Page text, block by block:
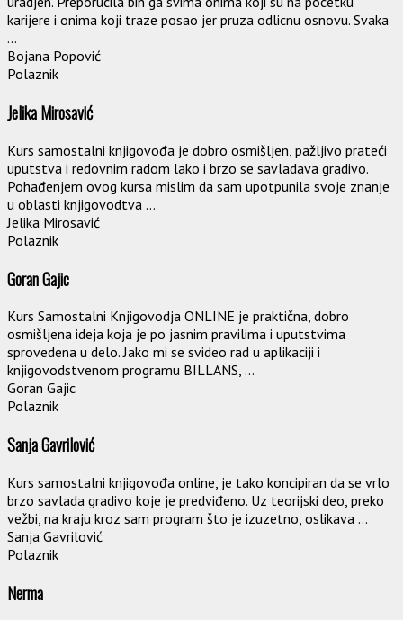
karijere i onima koji traze posao jer pruza odlicnu osnovu. Svaka
...
Bojana Popović
Polaznik
Jelika Mirosavić
Kurs samostalni knjigovođa je dobro osmišljen, pažljivo prateći
uputstva i redovnim radom lako i brzo se savladava gradivo.
Pohađenjem ovog kursa mislim da sam upotpunila svoje znanje
u oblasti knjigovodtva ...
Jelika Mirosavić
Polaznik
Goran Gajic
Kurs Samostalni Knjigovodja ONLINE je praktična, dobro
osmišljena ideja koja je po jasnim pravilima i uputstvima
sprovedena u delo. Jako mi se svideo rad u aplikaciji i
knjigovodstvenom programu BILLANS, ...
Goran Gajic
Polaznik
Sanja Gavrilović
Kurs samostalni knjigovođa online, je tako koncipiran da se vrlo
brzo savlada gradivo koje je predviđeno. Uz teorijski deo, preko
vežbi, na kraju kroz sam program što je izuzetno, oslikava ...
Sanja Gavrilović
Polaznik
Nerma